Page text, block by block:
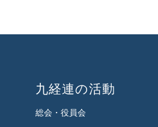
九経連の活動
総会・役員会